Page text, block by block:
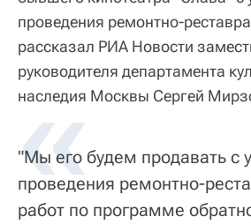
проведения ремонтно-
рассказал РИА Новости
руководителя департамента
наследия Москвы Сергей
"Мы его будем продавать с
проведения ремонтно-
работ по программе